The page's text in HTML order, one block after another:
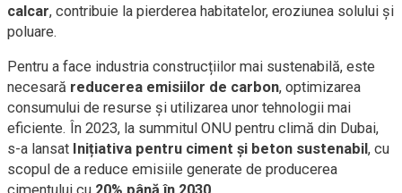
calcar, contribuie la pierderea habitatelor, eroziunea solului și
poluare.
Pentru a face industria construcțiilor mai sustenabilă, este
necesară reducerea emisiilor de carbon, optimizarea
consumului de resurse și utilizarea unor tehnologii mai
eficiente. În 2023, la summitul ONU pentru climă din Dubai,
s-a lansat Inițiativa pentru ciment și beton sustenabil, cu
scopul de a reduce emisiile generate de producerea